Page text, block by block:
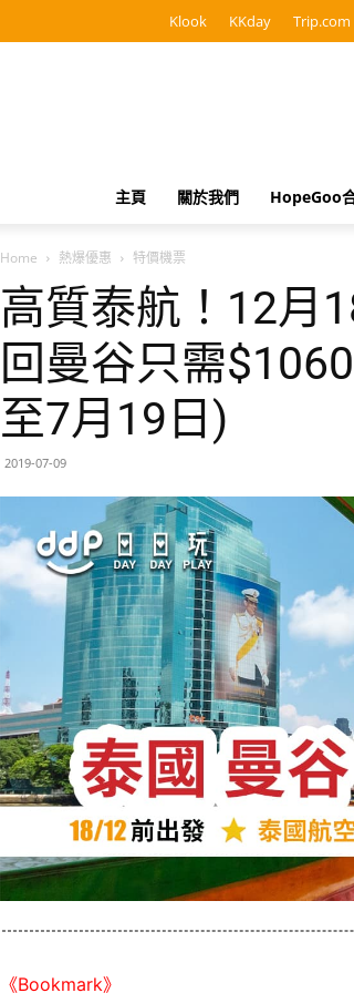
Klook KKday Trip.com
主頁 關於我們 HopeGoo
Home 熱爆優惠 特價機票
高質泰航！12月
回曼谷只需
至7月19日)
2019-07-09
《Bookmark》